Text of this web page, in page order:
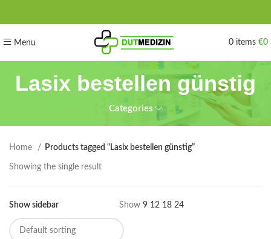
Menu 0 items €0
Lasix bestellen günstig
Categories
Home Products tagged “Lasix bestellen günstig”
Showing the single result
Show sidebar Show 9 12 18 24